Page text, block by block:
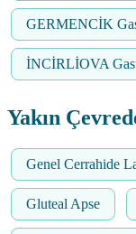
GERMENCİK
İNCİRLİOVA
Yakın
Genel Cerrahide
Gluteal Apse